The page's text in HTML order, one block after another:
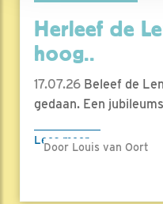
Herleef de
hoog..
17.07.26 Beleef de
gedaan. Een
Lees meer
Door Louis van Oort